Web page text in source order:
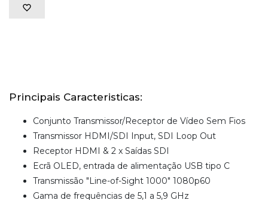
Principais Caracteristicas:
Conjunto Transmissor/Receptor de Vídeo Sem Fios
Transmissor HDMI/SDI Input, SDI Loop Out
Receptor HDMI & 2 x Saídas SDI
Ecrã OLED, entrada de alimentação USB tipo C
Transmissão "Line-of-Sight 1000" 1080p60
Gama de frequências de 5,1 a 5,9 GHz